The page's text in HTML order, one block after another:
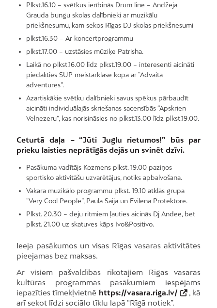
Plkst.16.10 – svētkus ierībinās Drum line – Andžeja
Grauda bungu skolas dalībnieki ar muzikālu
priekšnesumu, kam sekos Rīgas DJ skolas priekšnesumi
plkst.16.30 – Ar koncertprogrammu
plkst.17.00 – uzstāsies mūziķe Patrisha.
Laikā no plkst.16.00 līdz plkst.19.00 – interesenti aicināti
piedalīties SUP meistarklasē kopā ar “Advaita
adventures”.
Azartiskākie svētku dalībnieki savus spēkus pārbaudīt
aicināti individuālajās skriešanas sacensībās “Apskrien
Velnezeru”, kas norisināsies no plkst.13.00 līdz plkst.19.00.
Ceturtā daļa – “Jūti Juglu rietumos!” būs par
prieku laisties neprātīgās dejās un svinēt dzīvi.
Pasākuma vadītājs Kozmens plkst. 19.00 paziņos
sportisko aktivitāšu uzvarētājus, notiks apbalvošana.
Vakara muzikālo programmu plkst. 19.10 atklās grupa
“Very Cool People”, Paula Saija un Evilena Protektore.
Plkst. 20.30 – deju ritmiem ļauties aicinās Dj Andee, bet
plkst. 21.00 uz skatuves kāps Ivo&Positivo.
Ieeja pasākumos un visas Rīgas vasaras aktivitātes
pieejamas bez maksas.
Ar visiem pašvaldības rīkotajiem Rīgas vasaras
kultūras programmas pasākumiem iespējams
iepazīties tīmekļvietnē https://vasara.riga.lv/
, kā
arī sekot līdzi sociālo tīklu lapā “Rīgā notiek”.